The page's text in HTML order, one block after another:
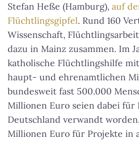
Stefan Heße (Hamburg), auf
Flüchtlingsgipfel. Rund 160
Wissenschaft,
dazu in Mainz zusammen. Im
katholische Flüchtlingshilfe
haupt- und ehrenamtlichen
bundesweit fast 500.000
Millionen Euro seien dabei
Deutschland verwandt
Millionen Euro für Projekte in